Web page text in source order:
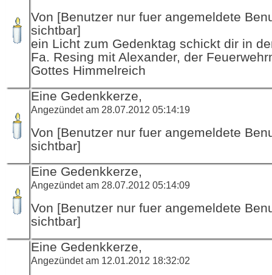
Von [Benutzer nur fuer angemeldete
sichtbar]
ein Licht zum Gedenktag schickt dir in
Fa. Resing mit Alexander, der
Gottes Himmelreich
Eine Gedenkkerze,
Angezündet am 28.07.2012 05:14:19
Von [Benutzer nur fuer angemeldete
sichtbar]
Eine Gedenkkerze,
Angezündet am 28.07.2012 05:14:09
Von [Benutzer nur fuer angemeldete
sichtbar]
Eine Gedenkkerze,
Angezündet am 12.01.2012 18:32:02